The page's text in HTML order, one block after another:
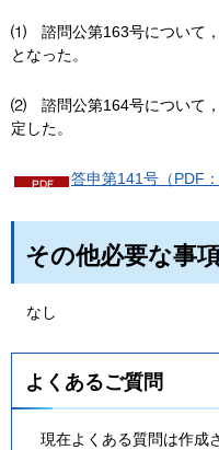
⑴
諮問公第163号について
となった。
⑵
諮問公第164号について
定した。
答申第141号（PDF：
その他必要な事
なし
よくあるご質問
現在よくある質問は作成